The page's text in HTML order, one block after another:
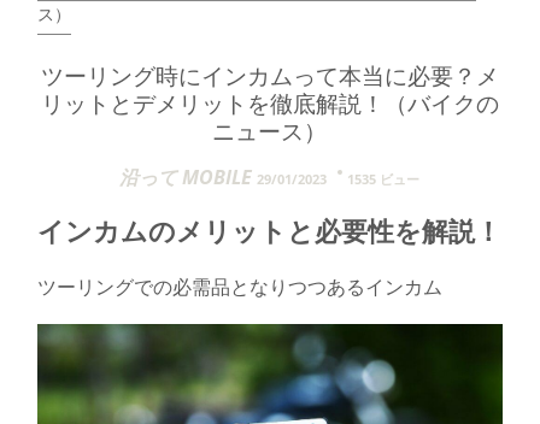
ス）
ツーリング時にインカムって本当に必要？メ
リットとデメリットを徹底解説！（バイクの
ニュース）
沿って MOBILE 29/01/2023 1535 ビュー
インカムのメリットと必要性を解説！
ツーリングでの必需品となりつつあるインカム